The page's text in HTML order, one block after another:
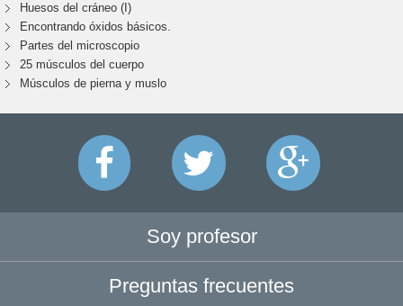
Huesos del cráneo (I)
Encontrando óxidos básicos.
Partes del microscopio
25 músculos del cuerpo
Músculos de pierna y muslo
Soy profesor
Preguntas frecuentes